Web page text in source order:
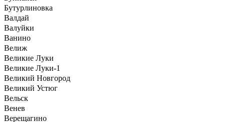
Бутурлиновка
Валдай
Валуйки
Ванино
Велиж
Великие Луки
Великие Луки-1
Великий Новгород
Великий Устюг
Вельск
Венев
Верещагино